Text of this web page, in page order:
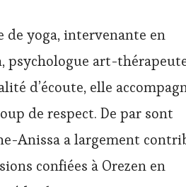
de yoga, intervenante en
psychologue art-
d’écoute, elle
de respect. De par sont
Anissa a largement
confiées à Orezen en